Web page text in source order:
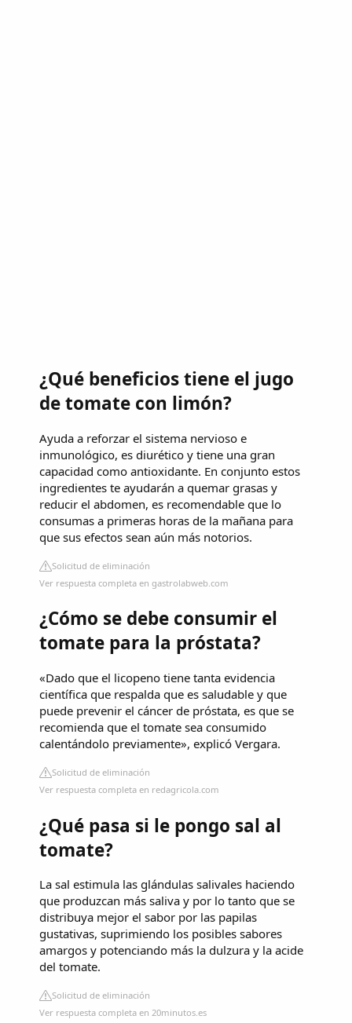
¿Qué beneficios tiene el jugo
de tomate con limón?
Ayuda a reforzar el sistema nervioso e
inmunológico, es diurético y tiene una gran
capacidad como antioxidante. En conjunto estos
ingredientes te ayudarán a quemar grasas y
reducir el abdomen, es recomendable que lo
consumas a primeras horas de la mañana para
que sus efectos sean aún más notorios.
Solicitud de eliminación
Ver respuesta completa en gastrolabweb.com
¿Cómo se debe consumir el
tomate para la próstata?
«Dado que el licopeno tiene tanta evidencia
científica que respalda que es saludable y que
puede prevenir el cáncer de próstata, es que se
recomienda que el tomate sea consumido
calentándolo previamente», explicó Vergara.
Solicitud de eliminación
Ver respuesta completa en redagricola.com
¿Qué pasa si le pongo sal al
tomate?
La sal estimula las glándulas salivales haciendo
que produzcan más saliva y por lo tanto que se
distribuya mejor el sabor por las papilas
gustativas, suprimiendo los posibles sabores
amargos y potenciando más la dulzura y la acide
del tomate.
Solicitud de eliminación
Ver respuesta completa en 20minutos.es